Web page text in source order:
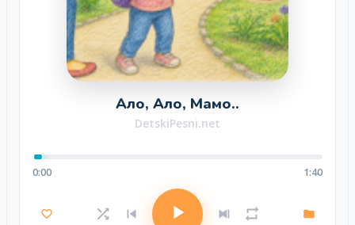
Ало, Ало, Мамо..
DetskiPesni.net
0:00 1:40